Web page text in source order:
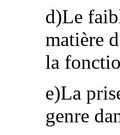
d)Le
matière
la
e)La
genre